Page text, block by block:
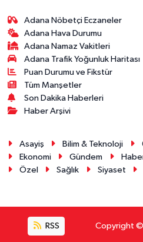
Adana Nöbetçi Eczaneler
Adana Hava Durumu
Adana Namaz Vakitleri
Adana Trafik Yoğunluk Haritası
Puan Durumu ve Fikstür
Tüm Manşetler
Son Dakika Haberleri
Haber Arşivi
Asayiş Bilim & Teknoloji
Ekonomi
Gündem
Özel
Sağlık Siyaset
RSS Copyright ©